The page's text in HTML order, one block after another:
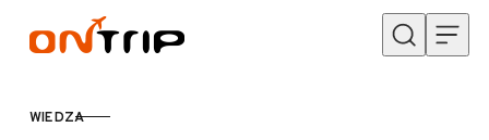
Przejdź do treści
KATEGORIA
WIEDZA